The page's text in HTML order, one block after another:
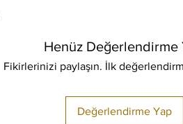
Henüz Değerlendirme
Fikirlerinizi paylaşın. İlk
Değerlendirme Yap